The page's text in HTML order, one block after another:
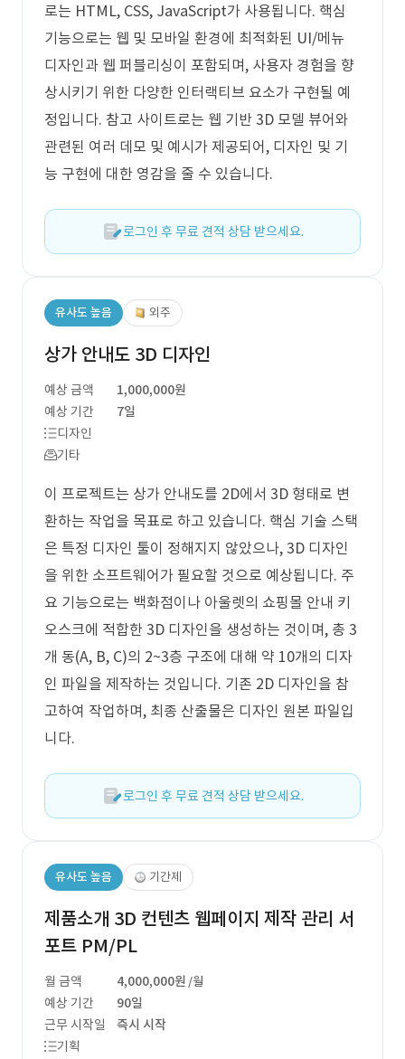
로는 HTML, CSS, JavaScript가 사용됩니다. 핵심
기능으로는 웹 및 모바일 환경에 최적화된 UI/메뉴
디자인과 웹 퍼블리싱이 포함되며, 사용자 경험을 향
상시키기 위한 다양한 인터랙티브 요소가 구현될 예
정입니다. 참고 사이트로는 웹 기반 3D 모델 뷰어와
관련된 여러 데모 및 예시가 제공되어, 디자인 및 기
능 구현에 대한 영감을 줄 수 있습니다.
로그인 후 무료 견적 상담 받으세요.
유사도 높음 외주
상가 안내도 3D 디자인
예상 금액
1,000,000원
예상 기간
7일
디자인
기타
이 프로젝트는 상가 안내도를 2D에서 3D 형태로 변
환하는 작업을 목표로 하고 있습니다. 핵심 기술 스택
은 특정 디자인 툴이 정해지지 않았으나, 3D 디자인
을 위한 소프트웨어가 필요할 것으로 예상됩니다. 주
요 기능으로는 백화점이나 아울렛의 쇼핑몰 안내 키
오스크에 적합한 3D 디자인을 생성하는 것이며, 총 3
개 동(A, B, C)의 2~3층 구조에 대해 약 10개의 디자
인 파일을 제작하는 것입니다. 기존 2D 디자인을 참
고하여 작업하며, 최종 산출물은 디자인 원본 파일입
니다.
로그인 후 무료 견적 상담 받으세요.
유사도 높음 기간제
제품소개 3D 컨텐츠 웹페이지 제작 관리 서
포트 PM/PL
월 금액 4,000,000원 /월
예상 기간
90일
근무 시작일
즉시 시작
기획